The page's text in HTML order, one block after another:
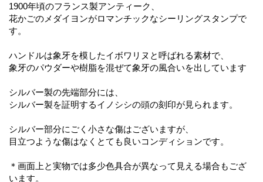
1900年頃のフランス製アンティーク、
花かごのメダイヨンがロマンチックなシーリングスタンプで
す。
ハンドルは象牙を模したイボワリヌと呼ばれる素材で、
象牙のパウダーや樹脂を混ぜて象牙の風合いを出しています
シルバー製の先端部分には、
シルバー製を証明するイノシシの頭の刻印が見られます。
シルバー部分にごく小さな傷はございますが、
目立つような傷はなくとても良いコンディションです。
＊画面上と実物では多少色具合が異なって見える場合もござ
います。